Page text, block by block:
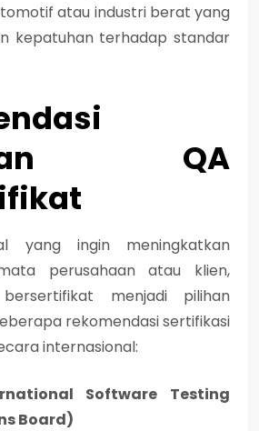
atau industri berat yang
kepatuhan terhadap standar
QA
yang ingin meningkatkan
perusahaan atau klien,
menjadi pilihan
rekomendasi sertifikasi
internasional:
Software Testing
Board)